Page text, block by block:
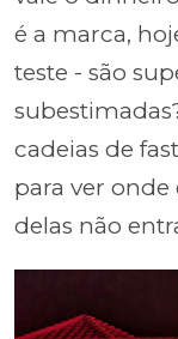
é a marca,
teste - são
cadeias de
para ver onde
delas não